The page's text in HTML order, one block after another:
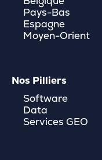
Pays-Bas
Espagne
Moyen-Orient
Nos Pilliers
Software
Data
Services GEO